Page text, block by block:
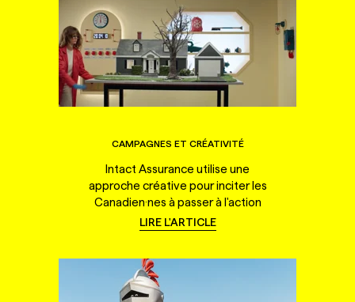
CAMPAGNES ET CRÉATIVITÉ
Intact Assurance utilise une
approche créative pour inciter les
Canadien·nes à passer à l'action
LIRE L'ARTICLE